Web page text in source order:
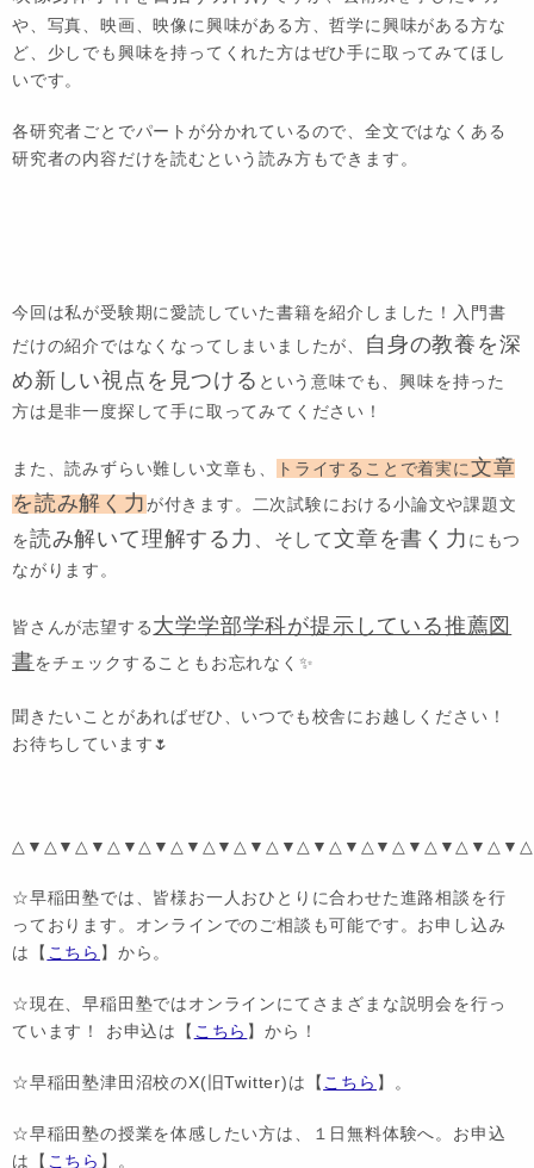
や、写真、映画、映像に興味がある方、哲学に興味がある方な
ど、少しでも興味を持ってくれた方はぜひ手に取ってみてほし
いです。
各研究者ごとでパートが分かれているので、全文ではなくある
研究者の内容だけを読むという読み方もできます。
今回は私が受験期に愛読していた書籍を紹介しました！入門書
だけの紹介ではなくなってしまいましたが、
自身の教養を深
め新しい視点を見つける という意味でも、興味を持った
方は是非一度探して手に取ってみてください！
また、読みずらい難しい文章も、 トライすることで着実に文章
を読み解く力が付きます。二次試験における小論文や課題文
を読み解いて理解する力 、そして文章を書く力 にもつ
ながります。
皆さんが志望する大学学部学科が提示している推薦図
書をチェックすることもお忘れなく✨
聞きたいことがあればぜひ、いつでも校舎にお越しください！
お待ちしています🌷
☆早稲田塾では、皆様お一人おひとりに合わせた進路相談を行
っております。オンラインでのご相談も可能です。お申し込み
は【 こちら 】から。
☆現在、早稲田塾ではオンラインにてさまざまな説明会を行っ
ています！ お申込は【 こちら 】から！
☆早稲田塾津田沼校のX(旧Twitter)は【 こちら 】。
☆早稲田塾の授業を体感したい方は、１日無料体験へ。お申込
は【 こちら 】。